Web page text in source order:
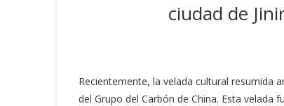
ciudad de
Recientemente, la velada cultural resumida
del Grupo del Carbón de China. Esta velada